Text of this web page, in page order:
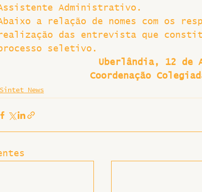
Administrativo.
a relação de nomes com os
das entrevista que
seletivo.
Uberlândia, 12 de
Coordenação
Sintet News